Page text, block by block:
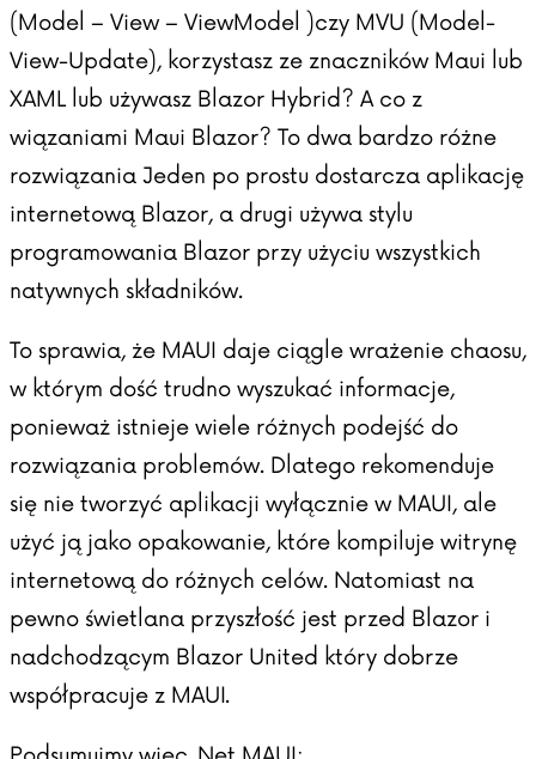
(Model – View – ViewModel )czy MVU (Model-
View-Update), korzystasz ze znaczników Maui lub
XAML lub używasz Blazor Hybrid? A co z
wiązaniami Maui Blazor? To dwa bardzo różne
rozwiązania Jeden po prostu dostarcza aplikację
internetową Blazor, a drugi używa stylu
programowania Blazor przy użyciu wszystkich
natywnych składników.
To sprawia, że MAUI daje ciągle wrażenie chaosu,
w którym dość trudno wyszukać informacje,
ponieważ istnieje wiele różnych podejść do
rozwiązania problemów. Dlatego rekomenduje
się nie tworzyć aplikacji wyłącznie w MAUI, ale
użyć ją jako opakowanie, które kompiluje witrynę
internetową do różnych celów. Natomiast na
pewno świetlana przyszłość jest przed Blazor i
nadchodzącym Blazor United który dobrze
współpracuje z MAUI.